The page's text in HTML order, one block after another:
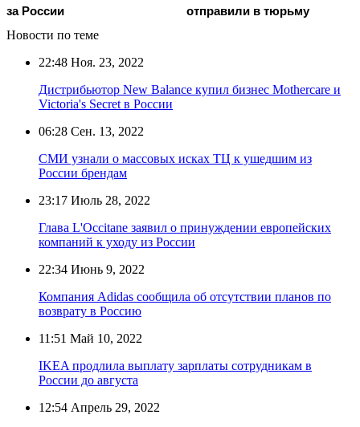
за России
отправили в тюрьму
Новости по теме
22:48 Ноя. 23, 2022
Дистрибьютор New Balance купил бизнес Mothercare и
Victoria's Secret в России
06:28 Сен. 13, 2022
СМИ узнали о массовых исках ТЦ к ушедшим из
России брендам
23:17 Июль 28, 2022
Глава L'Occitane заявил о принуждении европейских
компаний к уходу из России
22:34 Июнь 9, 2022
Компания Adidas сообщила об отсутствии планов по
возврату в Россию
11:51 Май 10, 2022
IKEA продлила выплату зарплаты сотрудникам в
России до августа
12:54 Апрель 29, 2022